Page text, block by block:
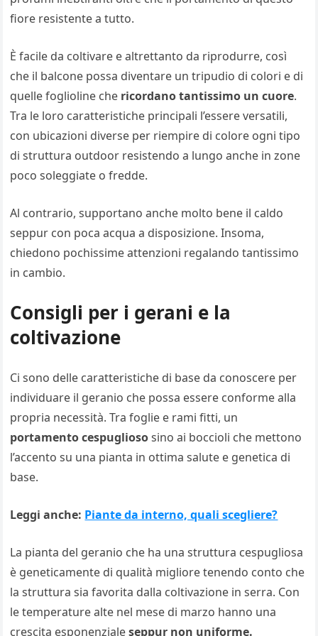
fiore resistente a tutto.
È facile da coltivare e altrettanto da riprodurre, così
che il balcone possa diventare un tripudio di colori e di
quelle foglioline che ricordano tantissimo un cuore.
Tra le loro caratteristiche principali l’essere versatili,
con ubicazioni diverse per riempire di colore ogni tipo
di struttura outdoor resistendo a lungo anche in zone
poco soleggiate o fredde.
Al contrario, supportano anche molto bene il caldo
seppur con poca acqua a disposizione. Insoma,
chiedono pochissime attenzioni regalando tantissimo
in cambio.
Consigli per i gerani e la
coltivazione
Ci sono delle caratteristiche di base da conoscere per
individuare il geranio che possa essere conforme alla
propria necessità. Tra foglie e rami fitti, un
portamento cespugliososino ai boccioli che mettono
l’accento su una pianta in ottima salute e genetica di
base.
Leggi anche: Piante da interno, quali scegliere?
La pianta del geranio che ha una struttura cespugliosa
è geneticamente di qualità migliore tenendo conto che
la struttura sia favorita dalla coltivazione in serra. Con
le temperature alte nel mese di marzo hanno una
crescita esponenzialeseppur non uniforme.